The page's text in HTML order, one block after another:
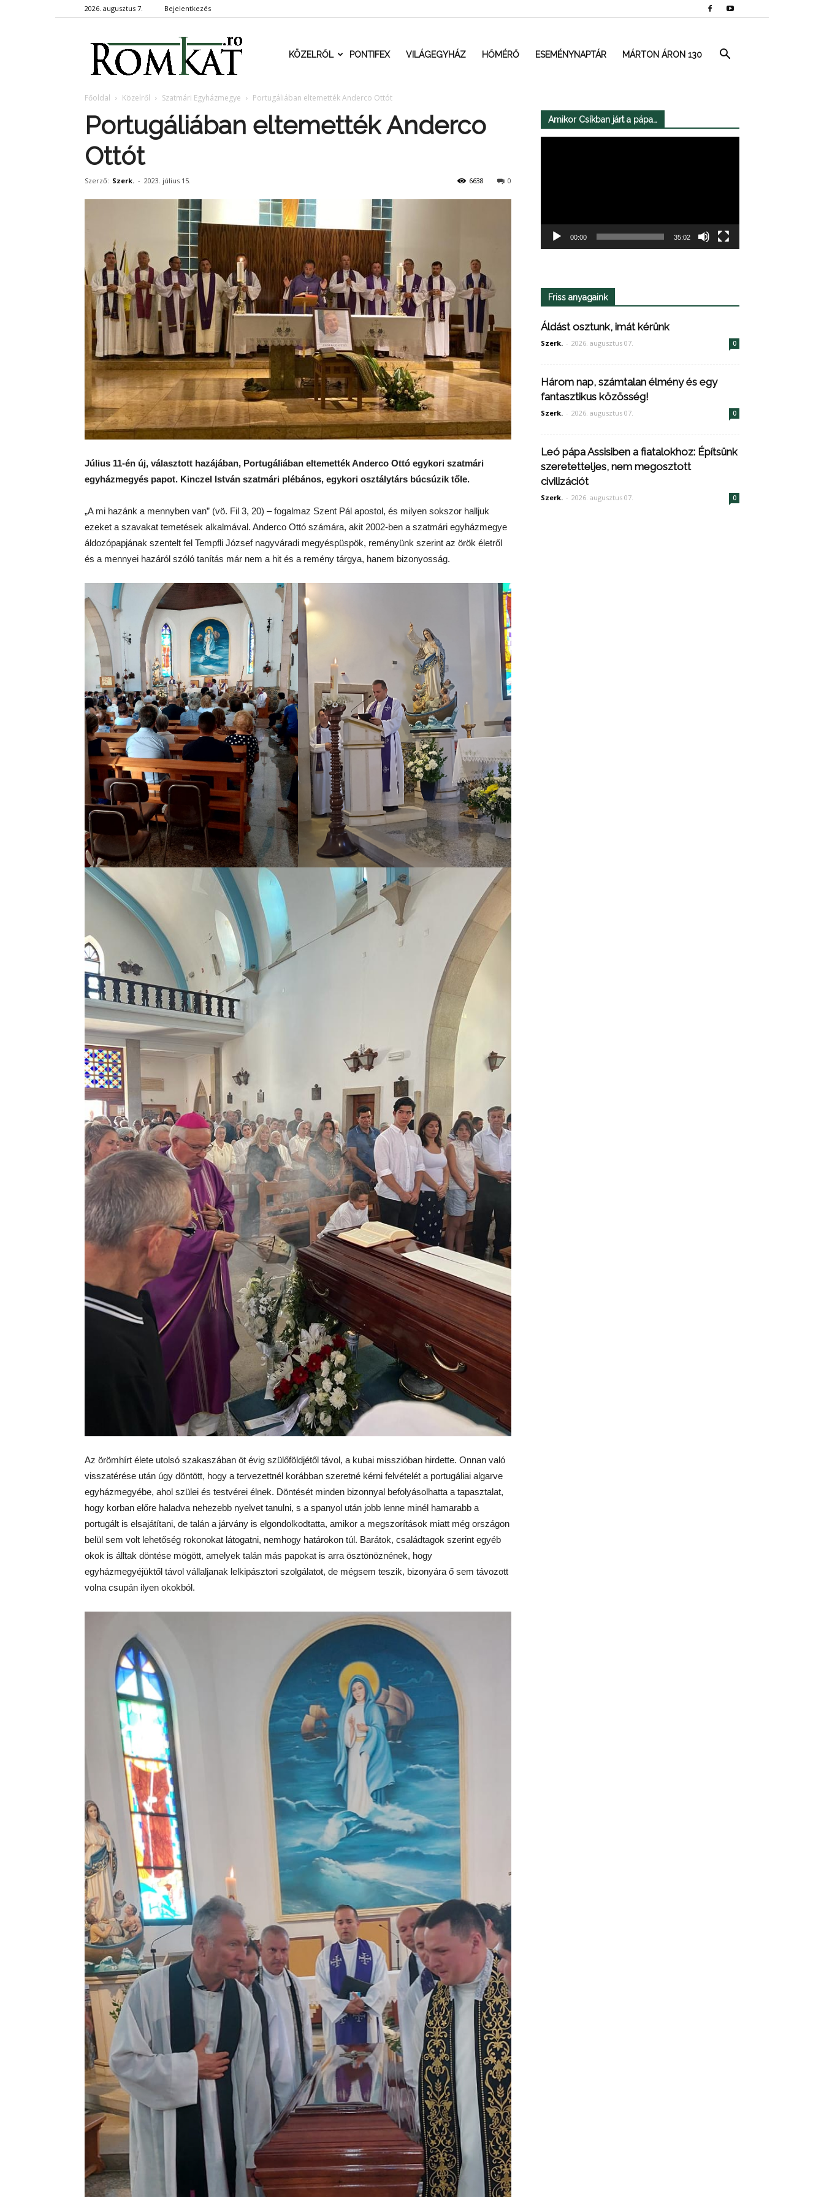
2026. augusztus 7. Bejelentkezés
RomKat.roKÖZELRŐL PONTIFEX VILÁGEGYHÁZ HŐMÉRŐ ESEMÉNYNAPTÁR MÁRTON ÁRON 130
Főoldal Közelről Szatmári Egyházmegye Portugáliában eltemették Anderco Ottót
Portugáliában eltemették Anderco
Ottót
Szerző: Szerk. - 2023. július 15. 0
6638
Július 11-én új, választott hazájában, Portugáliában eltemették Anderco Ottó egykori szatmári
egyházmegyés papot. Kinczel István szatmári plébános, egykori osztálytárs búcsúzik tőle.
„A mi hazánk a mennyben van” (vö. Fil 3, 20) – fogalmaz Szent Pál apostol, és milyen sokszor halljuk
ezeket a szavakat temetések alkalmával. Anderco Ottó számára, akit 2002-ben a szatmári egyházmegye
áldozópapjának szentelt fel Tempfli József nagyváradi megyéspüspök, reményünk szerint az örök életről
és a mennyei hazáról szóló tanítás már nem a hit és a remény tárgya, hanem bizonyosság.
Az örömhírt élete utolsó szakaszában öt évig szülőföldjétől távol, a kubai misszióban hirdette. Onnan való
visszatérése után úgy döntött, hogy a tervezettnél korábban szeretné kérni felvételét a portugáliai algarve
egyházmegyébe, ahol szülei és testvérei élnek. Döntését minden bizonnyal befolyásolhatta a tapasztalat,
hogy korban előre haladva nehezebb nyelvet tanulni, s a spanyol után jobb lenne minél hamarabb a
portugált is elsajátítani, de talán a járvány is elgondolkodtatta, amikor a megszorítások miatt még országon
belül sem volt lehetőség rokonokat látogatni, nemhogy határokon túl. Barátok, családtagok szerint egyéb
okok is álltak döntése mögött, amelyek talán más papokat is arra ösztönöznének, hogy
egyházmegyéjüktől távol vállaljanak lelkipásztori szolgálatot, de mégsem teszik, bizonyára ő sem távozott
volna csupán ilyen okokból.
Amikor Csíkban járt a pápa…
00:00 35:02
Friss anyagaink
Áldást osztunk, imát kérünk
Szerk. - 2026. augusztus 07. 0
Három nap, számtalan élmény és egy
fantasztikus közösség!
Szerk. - 2026. augusztus 07. 0
Leó pápa Assisiben a fiatalokhoz: Építsünk
szeretetteljes, nem megosztott
civilizációt
Szerk. - 2026. augusztus 07. 0